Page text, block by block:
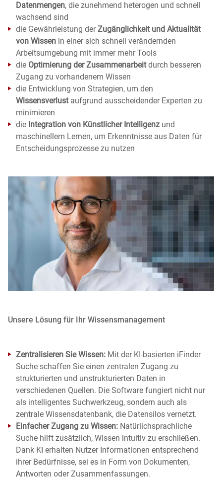
Datenmengen, die zunehmend heterogen und schnell
wachsend sind
die Gewährleistung derZugänglichkeit und Aktualität
von Wissen in einer sich schnell verändernden
Arbeitsumgebung mit immer mehr Tools
die Optimierung der Zusammenarbeitdurch besseren
Zugang zu vorhandenem Wissen
die Entwicklung von Strategien, um den
Wissensverlustaufgrund ausscheidender Experten zu
minimieren
die Integration von Künstlicher Intelligenz und
maschinellem Lernen, um Erkenntnisse aus Daten für
Entscheidungsprozesse zu nutzen
Unsere Lösung für Ihr Wissensmanagement
Zentralisieren Sie Wissen: Mit der KI-basierten iFinder
Suche schaffen Sie einen zentralen Zugang zu
strukturierten und unstrukturierten Daten in
verschiedenen Quellen. Die Software fungiert nicht nur
als intelligentes Suchwerkzeug, sondern auch als
zentrale Wissensdatenbank, die Datensilos vernetzt.
Einfacher Zugang zu Wissen: Natürlichsprachliche
Suche hilft zusätzlich, Wissen intuitiv zu erschließen.
Dank KI erhalten Nutzer Informationen entsprechend
ihrer Bedürfnisse, sei es in Form von Dokumenten,
Antworten oder Zusammenfassungen.